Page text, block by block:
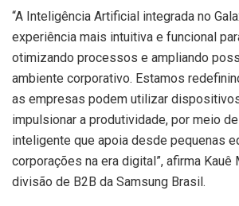
“A Inteligência Artificial integrada no
experiência mais intuitiva e funcional
otimizando processos e ampliando
ambiente corporativo. Estamos
as empresas podem utilizar
impulsionar a produtividade, por meio
inteligente que apoia desde pequenas
corporações na era digital”, afirma Kauê
divisão de B2B da Samsung Brasil.